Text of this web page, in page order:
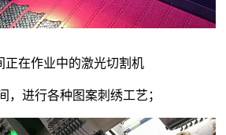
正在作业中的激光切割机
，进行各种图案刺绣工艺；